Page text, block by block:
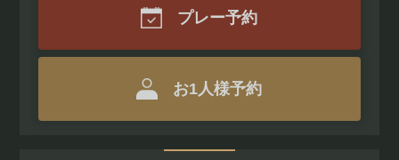
プレー予約
お1人様予約